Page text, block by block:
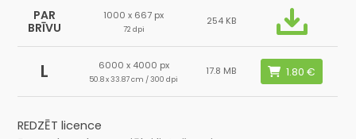
PAR
BRĪVU
1000 x 667 px
72 dpi
254 KB
L 6000 x 4000 px
50.8 x 33.87 cm / 300 dpi
17.8 MB
REDZĒT licence